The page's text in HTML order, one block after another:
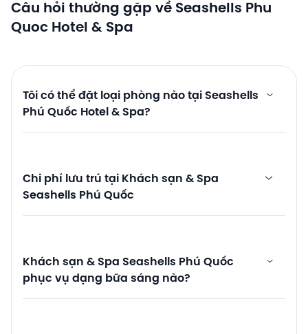
Câu hỏi thường gặp về Seashells Phu
Quoc Hotel & Spa
Tôi có thể đặt loại phòng nào tại Seashells
Phú Quốc Hotel & Spa?
Chi phí lưu trú tại Khách sạn & Spa
Seashells Phú Quốc
Khách sạn & Spa Seashells Phú Quốc
phục vụ dạng bữa sáng nào?